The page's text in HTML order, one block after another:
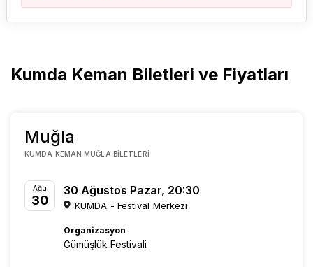
Kumda Keman Biletleri ve Fiyatları
Muğla
KUMDA KEMAN MUĞLA BILETLERI
Ağu
30
30 Ağustos Pazar, 20:30
KUMDA - Festival Merkezi
Organizasyon
Gümüşlük Festivali